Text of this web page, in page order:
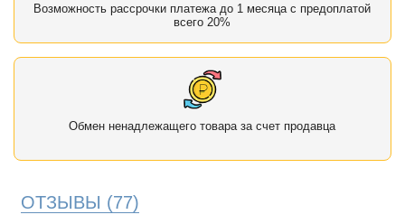
Возможность рассрочки платежа до 1 месяца с предоплатой
всего 20%
Обмен ненадлежащего товара за счет продавца
ОТЗЫВЫ (77)